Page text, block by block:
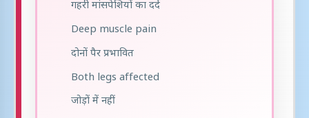
गहरी मांसपेशियों का दर्द
Deep muscle pain
दोनों पैर प्रभावित
Both legs affected
जोड़ों में नहीं